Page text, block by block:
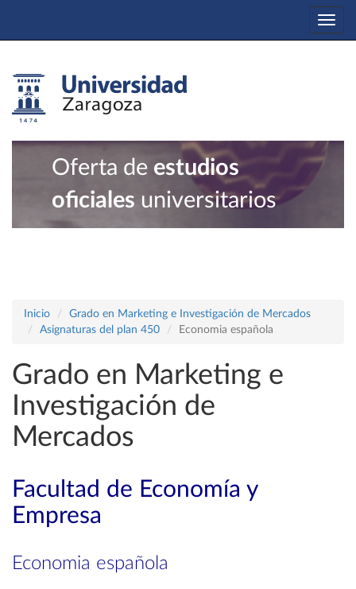
Oferta de estudios
oficiales universitarios
Inicio
Grado en Marketing e Investigación de Mercados
Asignaturas del plan 450
Economia española
Grado en Marketing e
Investigación de
Mercados
Facultad de Economía y
Empresa
Economia española